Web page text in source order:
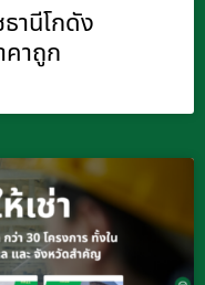
านีโกดัง
คาถูก